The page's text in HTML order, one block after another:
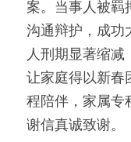
案。当事人被羁
沟通辩护，成功
人刑期显著缩减
让家庭得以新春
程陪伴，家属专
谢信真诚致谢。